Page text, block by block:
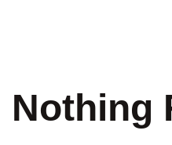
Nothing